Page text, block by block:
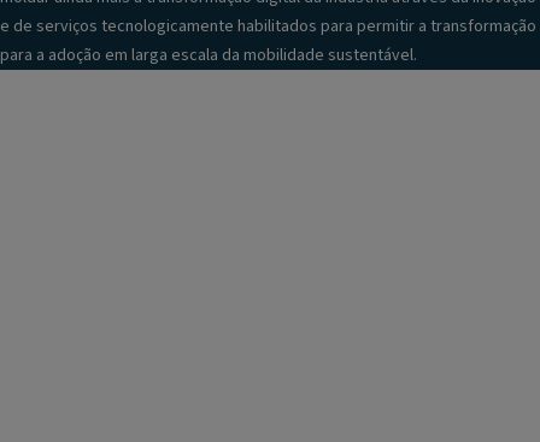
e de serviços tecnologicamente habilitados para permitir a transformação
para a adoção em larga escala da mobilidade sustentável.